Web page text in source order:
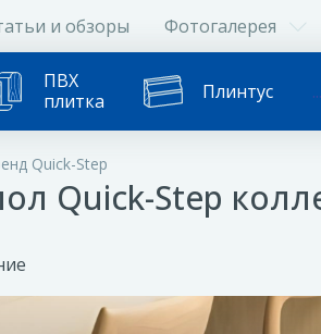
и обзоры Фотогалерея
ПВХ
плитка
Плинтус ...
Quick-Step
Quick-Step